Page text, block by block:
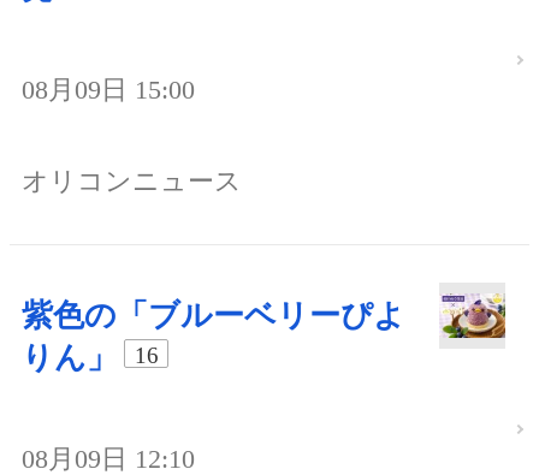
08月09日 15:00
オリコンニュース
紫色の「ブルーベリーぴよ
りん」
16
08月09日 12:10